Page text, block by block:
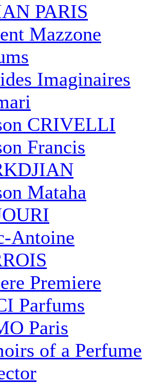
PARIS
Mazzone
Imaginaires
CRIVELLI
Francis
Mataha
Antoine
Premiere
Parfums
Paris
of a Perfume